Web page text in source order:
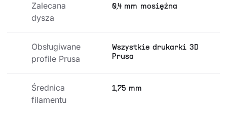
Zalecana
dysza
0,4 mm mosiężna
Obsługiwane
profile Prusa
Wszystkie drukarki 3D
Prusa
Średnica
filamentu
1,75 mm